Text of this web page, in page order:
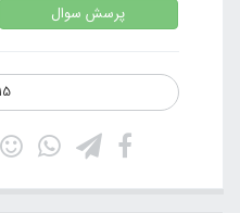
پرسش سوال